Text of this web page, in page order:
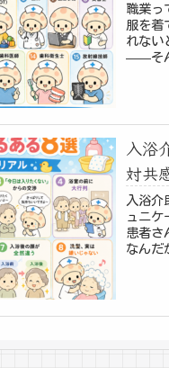
職業っ
服を着
れない
——そ
入浴
対共
入浴介
ュニケ
患者さ
なんだ